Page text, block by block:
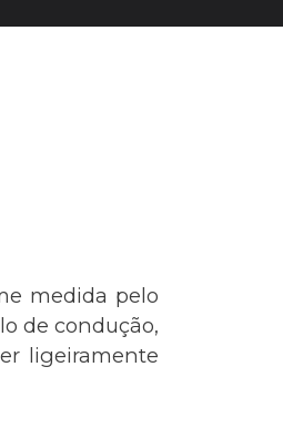
medida pelo
de condução,
ligeiramente